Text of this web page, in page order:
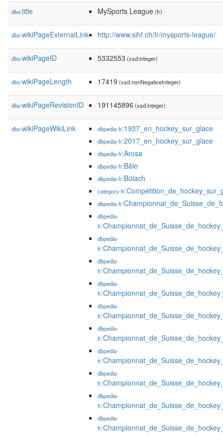
dbo:title MySports League(fr)
dbo:wikiPageExternalLink http://www.sihf.ch/fr/mysports-league/
dbo:wikiPageID 5332553 (xsd:integer)
dbo:wikiPageLength 17419 (xsd:nonNegativeInteger)
dbo:wikiPageRevisionID 191145896 (xsd:integer)
dbo:wikiPageWikiLink dbpedia-fr:1937_en_hockey_sur_glace
dbpedia-fr:2017_en_hockey_sur_glace
dbpedia-fr:Arosa
dbpedia-fr:Bâle
dbpedia-fr:Bülach
category-fr
dbpedia-fr
dbpedia-
fr
dbpedia-
fr
dbpedia-
fr
dbpedia-
fr
dbpedia-
fr
dbpedia-
fr
dbpedia-
fr
dbpedia-
fr
dbpedia-
fr
dbpedia-
fr